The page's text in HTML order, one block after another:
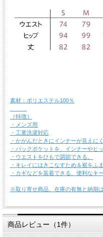
素材：ポリエステル100％
［特徴］
・メンズ用
・工業洗濯対応
・かがんだときにインナーが見えに
・バックポケットを、インナーやヒ
・ウエストをひもで調節できる。
・キレイにはきこなすため＆裾をふ
・カギなどを装着できる、便利なキ
※取り寄せ商品、在庫の有無と納期
商品レビュー（1件）